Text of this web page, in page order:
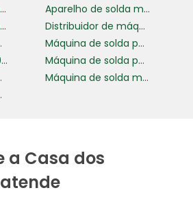
Máquina de solda mig completa
Aparelho de solda mig
Máquina de solda mig sem gas
Distribuidor de máquinas de solda no brasil
Máquina de solda para alumínio
Máquina de solda 110 volts
Máquina de solda para indústria metalúrgica
Máquina de solda mig
a Casa dos